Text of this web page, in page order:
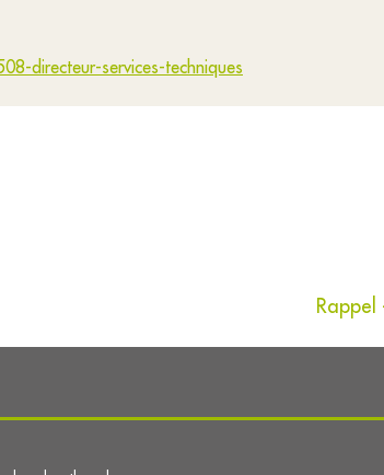
directeur-services-techniques